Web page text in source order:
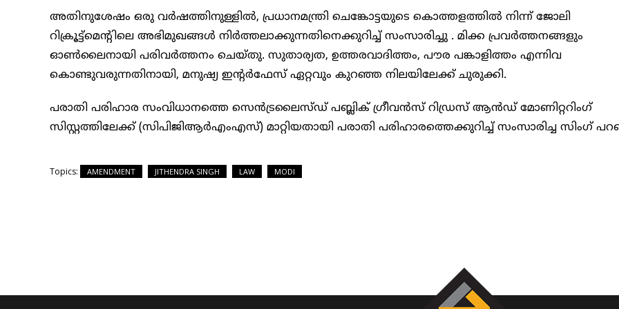
അതിനുശേഷം ഒരു വർഷത്തിനുള്ളിൽ, പ്രധാനമന്ത്രി ചെങ്കോട്ടയുടെ കൊത്തളത്തിൽ നിന്ന് ജോലി
റിക്രൂട്ട്‌മെന്റിലെ അഭിമുഖങ്ങൾ നിർത്തലാക്കുന്നതിനെക്കുറിച്ച് സംസാരിച്ചു . മിക്ക പ്രവർത്തനങ്ങളും
ഓൺലൈനായി പരിവർത്തനം ചെയ്തു. സുതാര്യത, ഉത്തരവാദിത്തം, പൗര പങ്കാളിത്തം എന്നിവ
കൊണ്ടുവരുന്നതിനായി, മനുഷ്യ ഇന്റർഫേസ് ഏറ്റവും കുറഞ്ഞ നിലയിലേക്ക് ചുരുക്കി.
പരാതി പരിഹാര സംവിധാനത്തെ സെൻട്രലൈസ്ഡ് പബ്ലിക് ഗ്രീവൻസ് റിഡ്രസ് ആൻഡ് മോണിറ്ററിംഗ്
സിസ്റ്റത്തിലേക്ക് (സിപിജിആർഎംഎസ്) മാറ്റിയതായി പരാതി പരിഹാരത്തെക്കുറിച്ച് സംസാരിച്ച സിംഗ്
Topics: AMENDMENT JITHENDRA SINGH LAW MODI